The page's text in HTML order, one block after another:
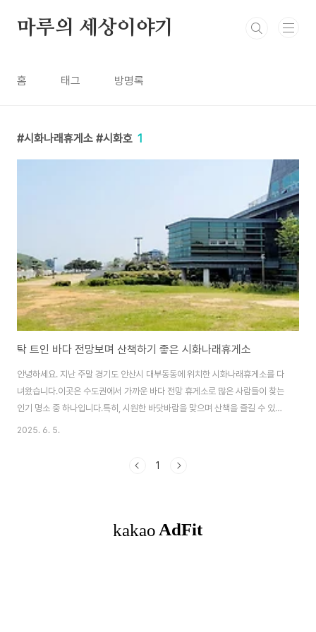
마루의 세상이야기
홈 태그 방명록
시화나래휴게소 #시화호 1
탁 트인 바다 전망보며 산책하기 좋은 시화나래휴게소
안녕하세요. 지난 주말 경기도 안산시 대부동동에 위치한 시화나래휴게소를 다
녀왔습니다.이곳은 수도권에서 가까운 바다 전망 휴게소로 많은 사람들이 찾는
인기 명소 중 하나입니다.특히, 시원한 바닷바람을 맞으며 산책을 즐길 수 있는
공원을 품고 있어 가족이나 연인과 함께 방문하기 좋습니다.지금부터 시화나래
휴게소 시화나래휴게소 시화나래휴게소는 시흥시 정왕동 쪽에서 대부도나 영
전망대에서 내려다보는 환상적인 뷰시화나래휴..
2025. 6. 5.
1